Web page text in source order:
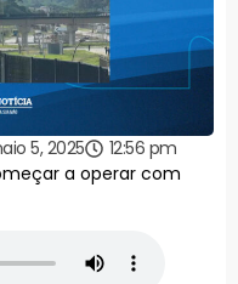
5, 2025
12:56 pm
a operar com